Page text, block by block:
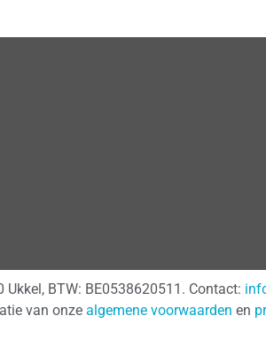
BTW: BE0538620511. Contact:
van onze algemene voorwaarden en